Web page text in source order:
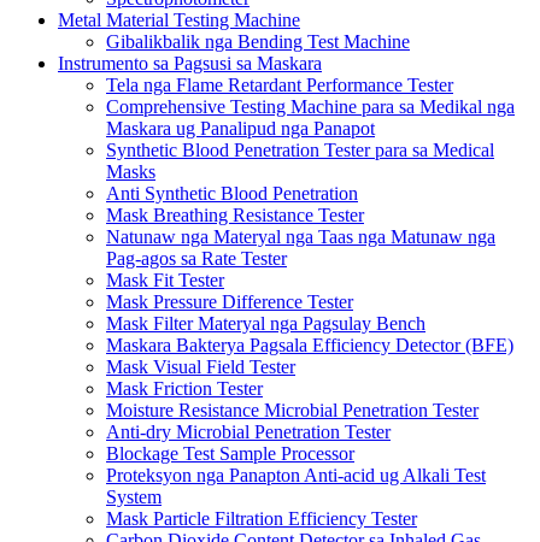
Metal Material Testing Machine
Gibalikbalik nga Bending Test Machine
Instrumento sa Pagsusi sa Maskara
Tela nga Flame Retardant Performance Tester
Comprehensive Testing Machine para sa Medikal nga
Maskara ug Panalipud nga Panapot
Synthetic Blood Penetration Tester para sa Medical
Masks
Anti Synthetic Blood Penetration
Mask Breathing Resistance Tester
Natunaw nga Materyal nga Taas nga Matunaw nga
Pag-agos sa Rate Tester
Mask Fit Tester
Mask Pressure Difference Tester
Mask Filter Materyal nga Pagsulay Bench
Maskara Bakterya Pagsala Efficiency Detector (BFE)
Mask Visual Field Tester
Mask Friction Tester
Moisture Resistance Microbial Penetration Tester
Anti-dry Microbial Penetration Tester
Blockage Test Sample Processor
Proteksyon nga Panapton Anti-acid ug Alkali Test
System
Mask Particle Filtration Efficiency Tester